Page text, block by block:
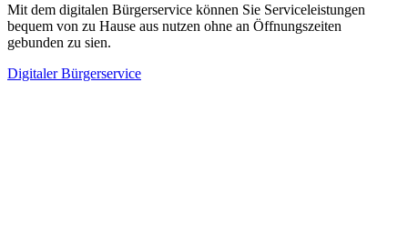
Mit dem digitalen Bürgerservice können Sie Serviceleistungen
bequem von zu Hause aus nutzen ohne an Öffnungszeiten
gebunden zu sien.
Digitaler Bürgerservice